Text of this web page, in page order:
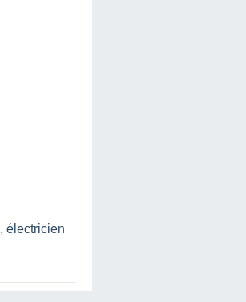
, électricien